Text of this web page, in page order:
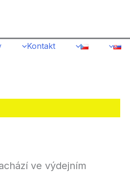
Kontakt
ve výdejním